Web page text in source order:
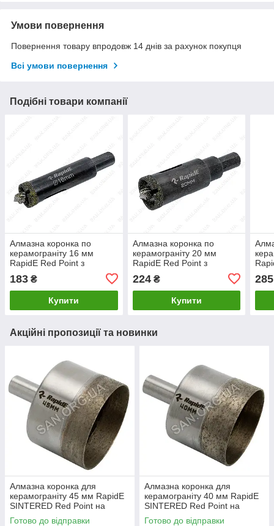
Умови повернення
Повернення товару впродовж 14 днів за рахунок покупця
Всі умови повернення
Подібні товари компанії
Алмазна коронка по
керамограніту 16 мм
RapidE Red Point з
Центруючим свердлом на
дриль
183 ₴
Купити
Алмазна коронка по
керамограніту 20 мм
RapidE Red Point з
Центруючим свердлом на
дриль
224₴
Купити
285
Акційні пропозиції та новинки
Алмазна коронка для
керамограніту 45 мм RapidE
SINTERED Red Point на
Дриль
Готово до відправки
Алмазна коронка для
керамограніту 40 мм RapidE
SINTERED Red Point на
Дриль
Готово до відправки